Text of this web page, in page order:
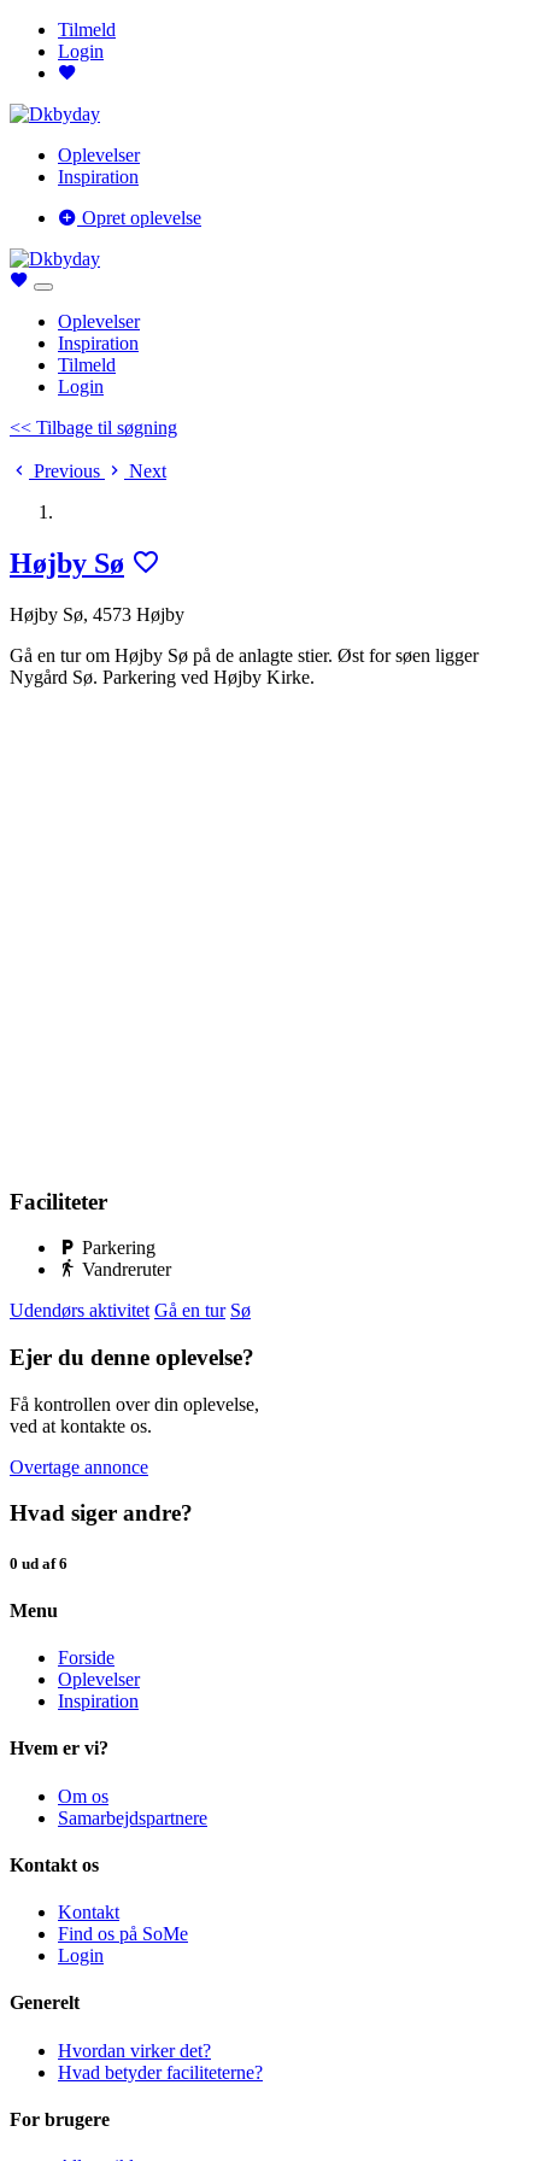
Tilmeld
Login
Oplevelser
Inspiration
Opret oplevelse
Oplevelser
Inspiration
Tilmeld
Login
<< Tilbage til søgning
Previous Next
Højby Sø
Højby Sø, 4573 Højby
Gå en tur om Højby Sø på de anlagte stier. Øst for søen ligger
Nygård Sø. Parkering ved Højby Kirke.
Faciliteter
Parkering
Vandreruter
Udendørs aktivitet Gå en tur Sø
Ejer du denne oplevelse?
Få kontrollen over din oplevelse,
ved at kontakte os.
Overtage annonce
Hvad siger andre?
0 ud af 6
Menu
Forside
Oplevelser
Inspiration
Hvem er vi?
Om os
Samarbejdspartnere
Kontakt os
Kontakt
Find os på SoMe
Login
Generelt
Hvordan virker det?
Hvad betyder faciliteterne?
For brugere